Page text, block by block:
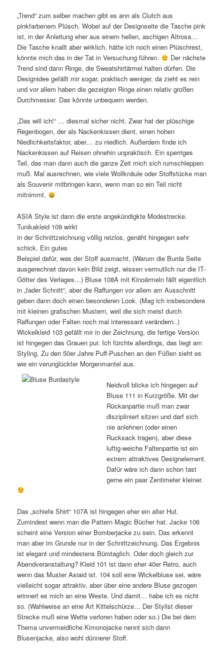
„Trend“ zum selber machen gibt es ann als Clutch aus
pinkfarbenem Plüsch. Wobei auf der Designseite die Tasche pink
ist, in der Anleitung eher aus einem hellen, aschigen Altrosa…
Die Tasche knallt aber wirklich, hätte ich noch einen Plüschrest,
könnte mich das in der Tat in Versuchung führen.
Der nächste
Trend sind dann Ringe, die Sweatshirtärmel halten dürfen. Die
Designidee gefällt mir sogar, praktisch weniger, da zieht es rein
und vor allem haben die gezeigten Ringe einen relativ großen
Durchmesser. Das könnte unbequem werden.
„Das will ich!“ … diesmal sicher nicht. Zwar hat der plüschige
Regenbogen, der als Nackenkissen dient, einen hohen
Niedlichkeitsfaktor, aber… zu niedlich. Außerdem finde ich
Nackenkissen auf Reisen ohnehin unpraktisch. Ein sperriges
Teil, das man dann auch die ganze Zeit mich sich rumschleppen
muß. Mal ausrechnen, wie viele Wollknäule oder Stoffstücke man
als Souvenir mitbringen kann, wenn man so ein Teil nicht
mitnimmt.
ASIA Style ist dann die erste angekündigkte Modestrecke.
Tunikakleid 109 wirkt
in der Schnittzeichnung völlig reizlos, genäht hingegen sehr
schick. Ein gutes
Beispiel dafür, was der Stoff ausmacht. (Warum die Burda Seite
ausgerechnet davon kein Bild zeigt, wissen vermutlich nur die IT-
Götter des Verlages…) Bluse 108A mit Kinoärmeln fällt eigentlich
in „fader Schnitt“, aber die Raffungen vor allem am Ausschnitt
geben dann doch einen besonderen Look. (Mag ich insbesondere
mit kleinen grafischen Mustern, weil die sich meist durch
Raffungen oder Falten noch mal interessant verändern..)
Wickelkleid 103 gefällt mir in der Zeichnung, die fertige Version
ist hingegen das Grauen pur. Ich fürchte allerdings, das liegt am
Styling. Zu den 50er Jahre Puff-Puschen an den Füßen sieht es
wie ein verunglückter Morgenmantel aus.
Neidvoll blicke ich hingegen auf
Bluse 111 in Kurzgröße. Mit der
Rückanpartie muß man zwar
diszipliniert sitzen und darf sich
nie anlehnen (oder einen
Rucksack tragen), aber diese
luftig-weiche Faltenpartie ist ein
extrem attraktives Designelement.
Dafür wäre ich dann schon fast
gerne ein paar Zentimeter kleiner.
Das „schiefe Shirt“ 107A ist hingegen eher ein alter Hut.
Zumindest wenn man die Pattern Magic Bücher hat. Jacke 106
scheint eine Version einer Bomberjacke zu sein. Das erkennt
man aber im Grunde nur in der Schnittzeichnung. Das Ergebnis
ist elegant und mindestens Bürotaglich. Oder doch gleich zur
Abendveranstaltung? Kleid 101 ist dann eher 40er Retro, auch
wenn das Muster Asiaid ist. 104 soll eine Wickelbluse sei, wäre
vielleicht sogar attraktiv, aber über eine andere Bluse gezogen
erinnert es mich an eine Weste. Und damit… habe ich es nicht
so. (Wahlweise an eine Art Kittelschürze… Der Stylist dieser
Strecke muß eine Wette verloren haben oder so.) Die bei dem
Thema unvermeidliche Kimonojacke nennt sich dann
Blusenjacke, also wohl dünnerer Stoff.